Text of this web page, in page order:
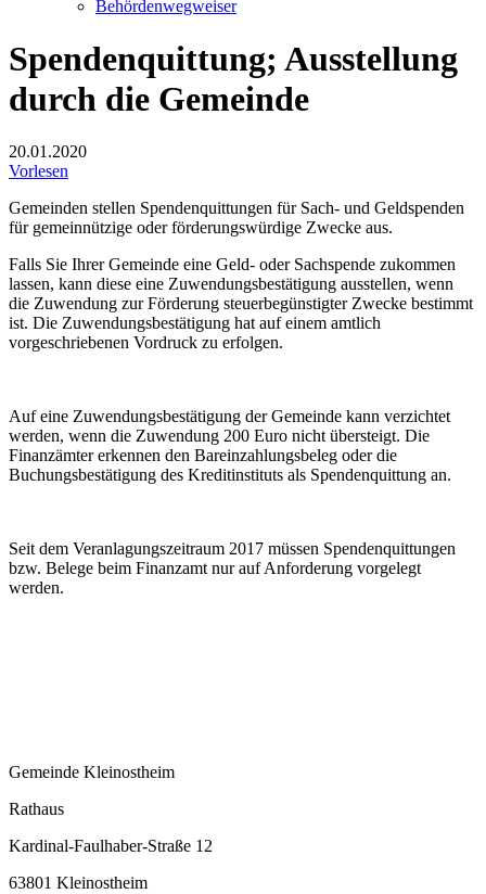
Behördenwegweiser
Spendenquittung; Ausstellung
durch die Gemeinde
20.01.2020
Vorlesen
Gemeinden stellen Spendenquittungen für Sach- und Geldspenden
für gemeinnützige oder förderungswürdige Zwecke aus.
Falls Sie Ihrer Gemeinde eine Geld- oder Sachspende zukommen
lassen, kann diese eine Zuwendungsbestätigung ausstellen, wenn
die Zuwendung zur Förderung steuerbegünstigter Zwecke bestimmt
ist. Die Zuwendungsbestätigung hat auf einem amtlich
vorgeschriebenen Vordruck zu erfolgen.
Auf eine Zuwendungsbestätigung der Gemeinde kann verzichtet
werden, wenn die Zuwendung 200 Euro nicht übersteigt. Die
Finanzämter erkennen den Bareinzahlungsbeleg oder die
Buchungsbestätigung des Kreditinstituts als Spendenquittung an.
Seit dem Veranlagungszeitraum 2017 müssen Spendenquittungen
bzw. Belege beim Finanzamt nur auf Anforderung vorgelegt
werden.
Gemeinde Kleinostheim
Rathaus
Kardinal-Faulhaber-Straße 12
63801 Kleinostheim